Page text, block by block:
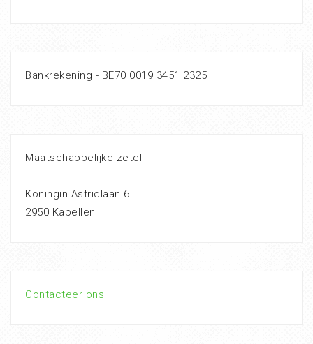
Bankrekening - BE70 0019 3451 2325
Maatschappelijke zetel
Koningin Astridlaan 6
2950 Kapellen
Contacteer ons